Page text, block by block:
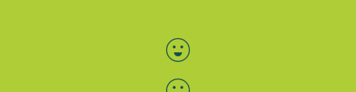
Bewertung auswählen